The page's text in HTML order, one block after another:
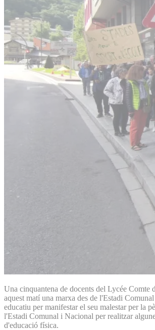
Una cinquantena de docents del Lycée Comte
aquest matí una marxa des de l'Estadi
educatiu per manifestar el seu malestar per la
l'Estadi Comunal i Nacional per realitzar
d'educació física.